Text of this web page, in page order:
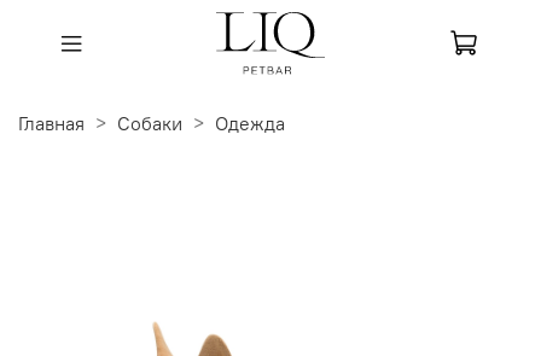
Главная Собаки Одежда